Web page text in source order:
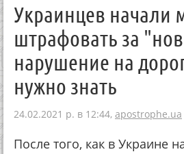
Украинцев начали
штрафовать за
нарушение на
нужно знать
24.02.2021 р. в 12:44, apostrophe.ua
После того, как в Украине